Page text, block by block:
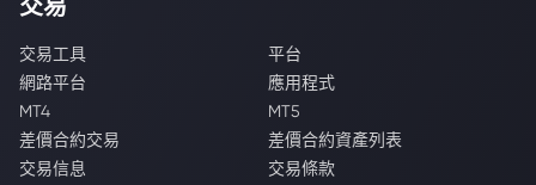
交易工具
平台
網路平台
應用程式
MT4
MT5
差價合約交易
差價合約資產列表
交易信息
交易條款